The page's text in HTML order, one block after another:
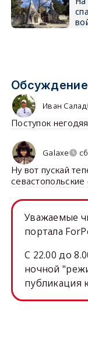
Иван Салад
Поступок
Galaxe
Ну вот пускай
севастопольские
Уважаемые
портала
C 22.00 до
ночной
публикация